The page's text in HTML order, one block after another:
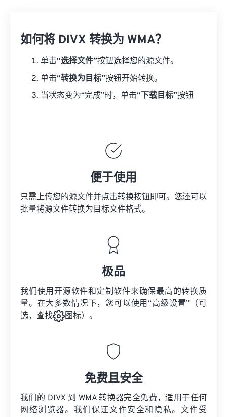
如何将 DIVX 转换为 WMA？
单击“选择文件”按钮选择您的源文件。
单击“转换为目标”按钮开始转换。
当状态变为“完成”时，单击“下载目标”按钮
便于使用
只需上传您的源文件并点击转换按钮即可。您还可以
批量将源文件转换为目标文件格式。
极品
我们使用开源软件和定制软件来确保最高的转换质
量。在大多数情况下，您可以使用“高级设置”（可
选，查找
图标）。
免费且安全
我们的 DIVX 到 WMA 转换器完全免费，适用于任何
网络浏览器。我们保证文件安全和隐私。文件受